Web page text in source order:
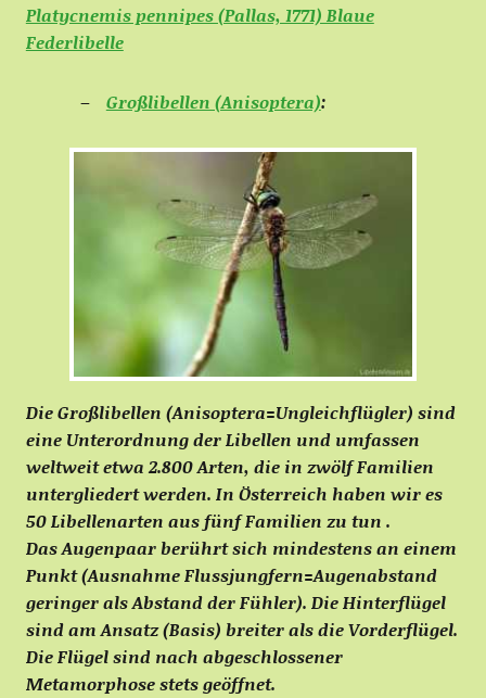
Platycnemis pennipes (Pallas, 1771) Blaue
Federlibelle
Großlibellen (Anisoptera):
Die Großlibellen (Anisoptera=Ungleichflügler) sind
eine Unterordnung der Libellen und umfassen
weltweit etwa 2.800 Arten, die in zwölf Familien
untergliedert werden. In Österreich haben wir es
50 Libellenarten aus fünf Familien zu tun .
Das Augenpaar berührt sich mindestens an einem
Punkt (Ausnahme Flussjungfern=Augenabstand
geringer als Abstand der Fühler). Die Hinterflügel
sind am Ansatz (Basis) breiter als die Vorderflügel.
Die Flügel sind nach abgeschlossener
Metamorphose stets geöffnet.